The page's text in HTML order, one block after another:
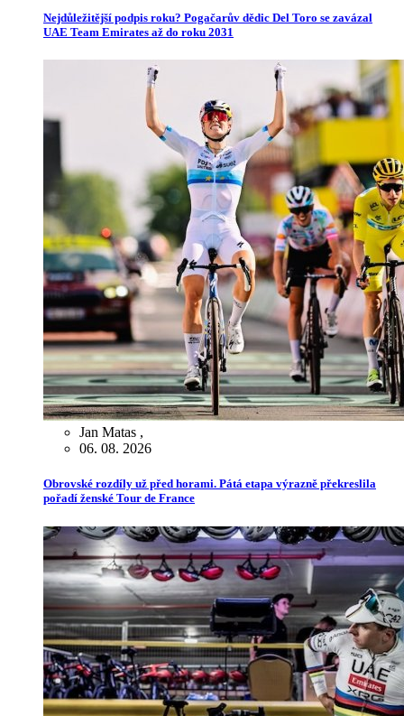
Nejdůležitější podpis roku? Pogačarův dědic Del Toro se zavázal
UAE Team Emirates až do roku 2031
Jan Matas ,
06. 08. 2026
Obrovské rozdíly už před horami. Pátá etapa výrazně překreslila
pořadí ženské Tour de France